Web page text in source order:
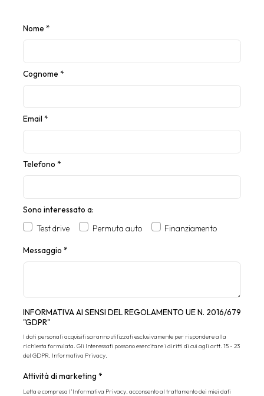
Nome *
Cognome *
Email *
Telefono *
Sono interessato a:
Test drive
Permuta auto Finanziamento
Messaggio *
INFORMATIVA AI SENSI DEL REGOLAMENTO UE N. 2016/679
"GDPR"
I dati personali acquisiti saranno utilizzati esclusivamente per rispondere alla
richiesta formulata. Gli Interessati possono esercitare i diritti di cui agli artt. 15 - 23
del GDPR. Informativa Privacy
Attività di marketing *
Letta e compresa l’Informativa Privacy , acconsento al trattamento dei miei dati